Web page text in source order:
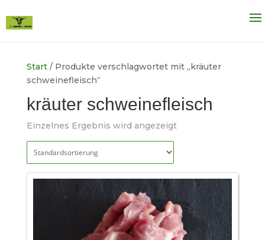
Start/ Produkte verschlagwortet mit „kräuter
schweinefleisch“
kräuter schweinefleisch
Einzelnes Ergebnis wird angezeigt